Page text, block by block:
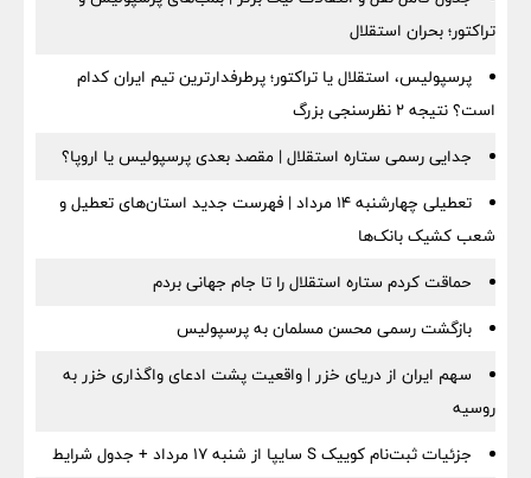
تراکتور؛ بحران استقلال
پرسپولیس، استقلال یا تراکتور؛ پرطرفدارترین تیم ایران کدام
است؟ نتیجه ۲ نظرسنجی بزرگ
جدایی رسمی ستاره استقلال | مقصد بعدی پرسپولیس یا اروپا؟
تعطیلی چهارشنبه ۱۴ مرداد | فهرست جدید استان‌های تعطیل و
شعب کشیک بانک‌ها
حماقت کردم ستاره استقلال را تا جام جهانی بردم
بازگشت رسمی محسن مسلمان به پرسپولیس
سهم ایران از دریای خزر | واقعیت پشت ادعای واگذاری خزر به
روسیه
جزئیات ثبت‌نام کوییک S سایپا از شنبه ۱۷ مرداد + جدول شرایط